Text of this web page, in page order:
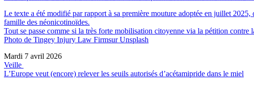
Le texte a été modifié par rapport à sa première mouture adoptée en juillet
famille des néonicotinoïdes.
Tout se passe comme si la très forte mobilisation citoyenne via la pétition
Photo de Tingey Injury Law Firmsur Unsplash
Mardi 7 avril 2026
Veille
L’Europe veut (encore) relever les seuils autorisés d’acétamipride dans le miel